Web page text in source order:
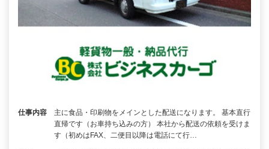
仕事内容
主に食品・印刷物をメインとした配送になります。 基本直行
直帰です（お車持ち込みの方） 本社から配送の依頼を受けま
す（初めはFAX、二便目以降は電話にて行…